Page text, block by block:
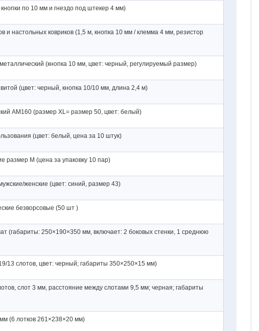
по 10 мм и гнездо под штекер 4 мм)
и настольных ковриков (1,5 м, кнопка 10 мм / клемма 4 мм, резистор
(кнопка 10 мм, цвет: черный, регулируемый размер)
(цвет: черный, кнопка 10/10 мм, длина 2,4 м)
AM160 (размер XL= размер 50, цвет: белый)
(цвет: белый, цена за 10 штук)
размер M (цена за упаковку 10 пар)
женские (цвет: синий, размер 43)
безворсовые (50 шт )
(габариты: 250×190×350 мм, включает: 2 боковых стенки, 1 среднюю
13 слотов, цвет: черный; габариты 350×250×15 мм)
слот 3 мм, расстояние между слотами 9,5 мм; черная; габариты
(6 лотков 261×238×20 мм)